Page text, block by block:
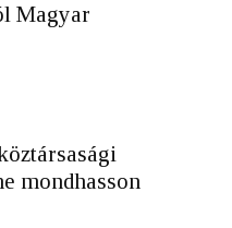
Magyar
mondhasson